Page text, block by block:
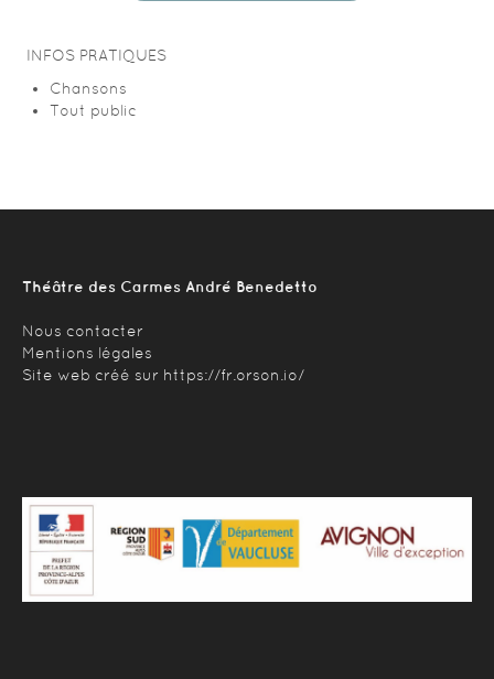
INFOS PRATIQUES
Chansons
Tout public
Théâtre des Carmes André Benedetto
Nous contacter
Mentions légales
Site web créé sur https://fr.orson.io/